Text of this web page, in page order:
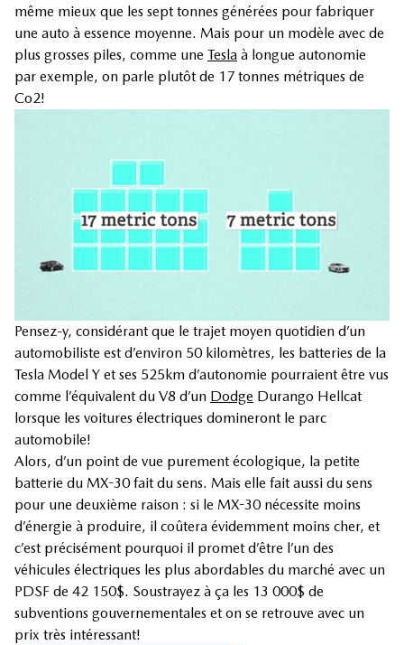
même mieux que les sept tonnes générées pour fabriquer
une auto à essence moyenne. Mais pour un modèle avec de
plus grosses piles, comme une Tesla à longue autonomie
par exemple, on parle plutôt de 17 tonnes métriques de
Co2!
Pensez-y, considérant que le trajet moyen quotidien d’un
automobiliste est d’environ 50 kilomètres, les batteries de la
Tesla Model Y et ses 525km d’autonomie pourraient être vus
comme l’équivalent du V8 d’un Dodge Durango Hellcat
lorsque les voitures électriques domineront le parc
automobile!
Alors, d’un point de vue purement écologique, la petite
batterie du MX-30 fait du sens. Mais elle fait aussi du sens
pour une deuxième raison : si le MX-30 nécessite moins
d’énergie à produire, il coûtera évidemment moins cher, et
c’est précisément pourquoi il promet d’être l’un des
véhicules électriques les plus abordables du marché avec un
PDSF de 42 150$. Soustrayez à ça les 13 000$ de
subventions gouvernementales et on se retrouve avec un
prix très intéressant!